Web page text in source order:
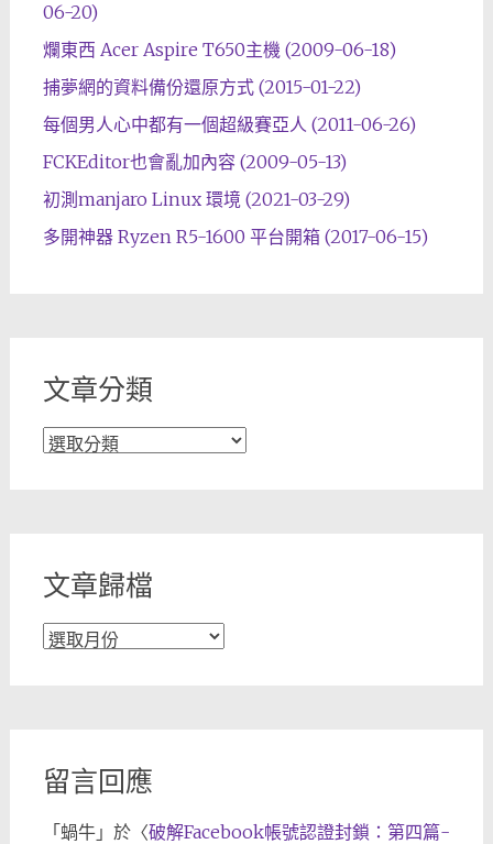
06-20)
爛東西 Acer Aspire T650主機 (2009-06-18)
捕夢網的資料備份還原方式 (2015-01-22)
每個男人心中都有一個超級賽亞人 (2011-06-26)
FCKEditor也會亂加內容 (2009-05-13)
初測manjaro Linux 環境 (2021-03-29)
多開神器 Ryzen R5-1600 平台開箱 (2017-06-15)
文章分類
文
文章歸檔
文
留言回應
「 蝸牛」於〈破解Facebook帳號認證封鎖：第四篇-